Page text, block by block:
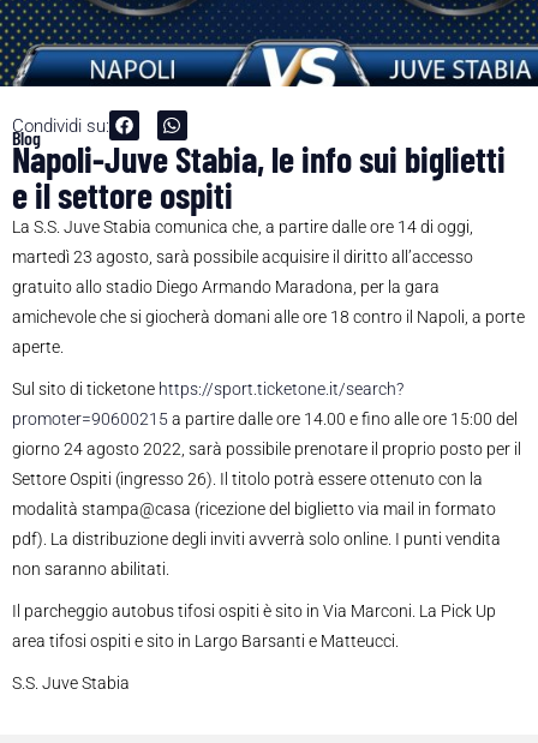
Condividi su:
Blog
Napoli-Juve Stabia, le info sui biglietti
e il settore ospiti
La S.S. Juve Stabia comunica che, a partire dalle ore 14 di oggi,
martedì 23 agosto, sarà possibile acquisire il diritto all’accesso
gratuito allo stadio Diego Armando Maradona, per la gara
amichevole che si giocherà domani alle ore 18 contro il Napoli, a porte
aperte.
Sul sito di ticketone https://sport.ticketone.it/search?
promoter=90600215 a partire dalle ore 14.00 e fino alle ore 15:00 del
giorno 24 agosto 2022, sarà possibile prenotare il proprio posto per il
Settore Ospiti (ingresso 26). Il titolo potrà essere ottenuto con la
modalità stampa@casa (ricezione del biglietto via mail in formato
pdf). La distribuzione degli inviti avverrà solo online. I punti vendita
non saranno abilitati.
Il parcheggio autobus tifosi ospiti è sito in Via Marconi. La Pick Up
area tifosi ospiti e sito in Largo Barsanti e Matteucci.
S.S. Juve Stabia